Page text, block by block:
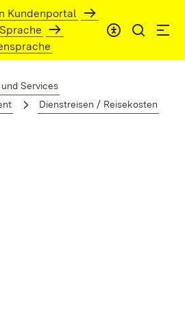
Kundenportal
Services
Dienstreisen / Reisekosten